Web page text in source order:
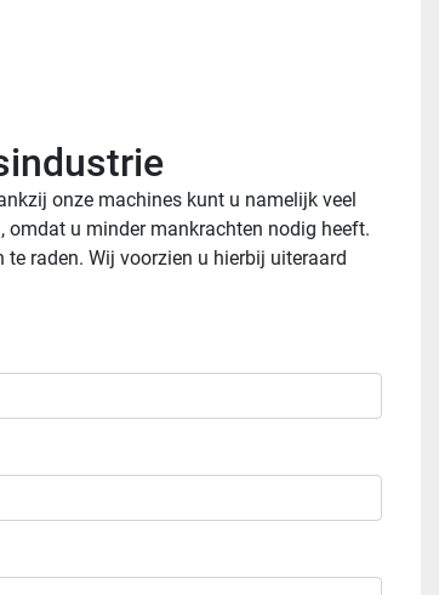
onze machines kunt u namelijk veel
omdat u minder mankrachten nodig heeft.
raden. Wij voorzien u hierbij uiteraard